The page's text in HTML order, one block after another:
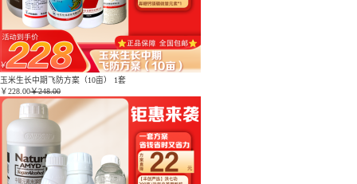
玉米生长中期飞防方案（10亩） 1套
￥228.00￥248.00